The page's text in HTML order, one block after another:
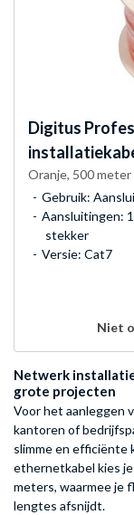
Digitus
Oranje, 500 meter
Gebruik:
Aansluitingen:
stekker
Versie: Cat7
Niet
Netwerk
grote projecten
Voor het aanleggen
kantoren of
slimme en efficiënte
ethernetkabel kies
meters, waarmee je
lengtes afsnijdt.